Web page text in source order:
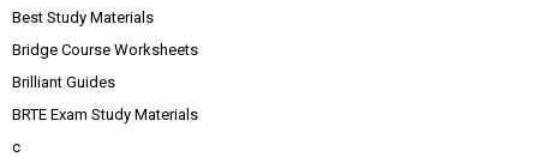
Best Study Materials
Bridge Course Worksheets
Brilliant Guides
BRTE Exam Study Materials
c